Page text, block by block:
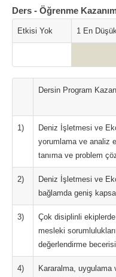
Ders - Öğrenme
Etkisi Yok 1 En
Dersin Program
1)
Deniz İşletmesi ve
yorumlama ve analiz
tanıma ve problem
2)
Deniz İşletmesi ve
bağlamda geniş
3)
Çok disiplinli
mesleki
değerlendirme
4)
Kararalma, uygulama